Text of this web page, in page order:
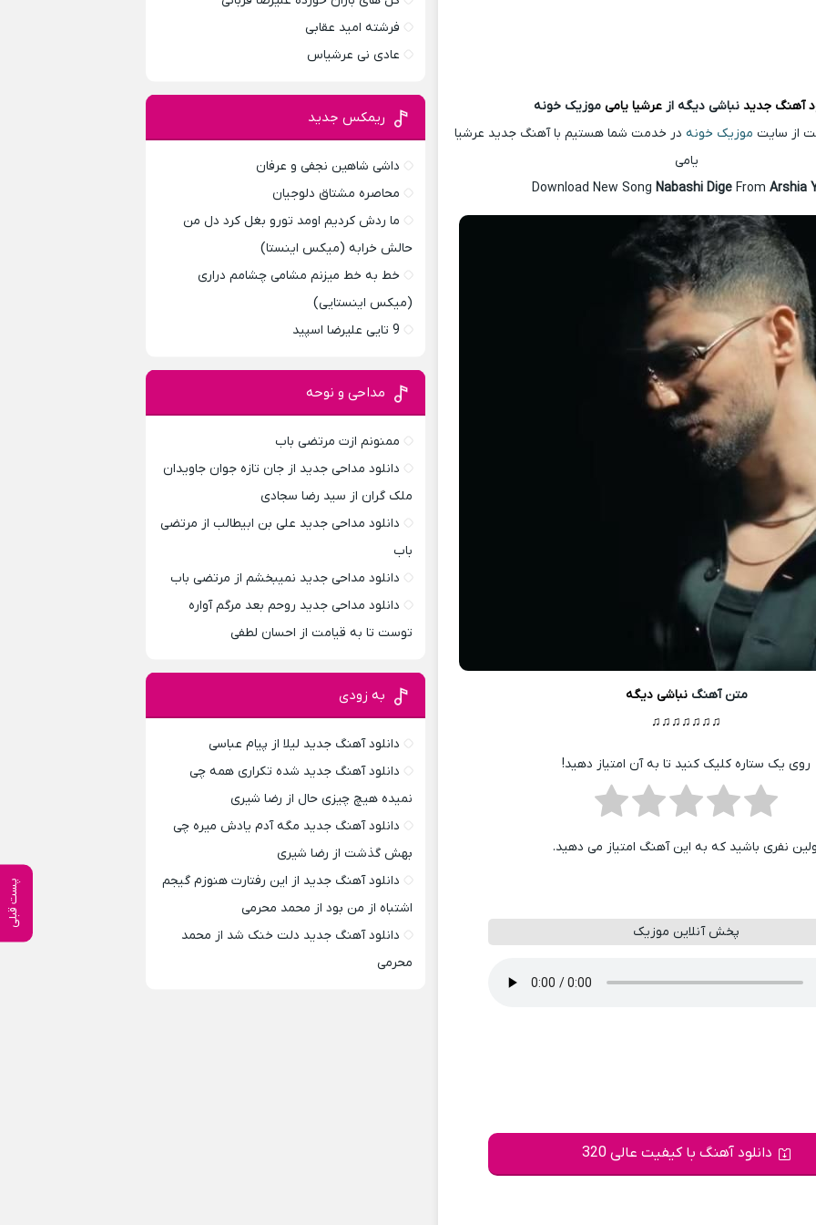
پست قبلی
آهنگ جدید نباشی دیگه ازعرشیا یامی موزیک خونه
از سایت موزیک خونهدر خدمت شما هستیم با آهنگ جدید عرشیا
یامی
Download New SongNabashi Dige FromArshia
متن آهنگ نباشی دیگه
♫♫♫♫♫♫♫
روی یک ستاره کلیک کنید تا به آن امتیاز دهید!
نفری باشید که به این آهنگ امتیاز می دهید.
پخش آنلاین موزیک
دانلود آهنگ با کیفیت عالی 320
فرشته امید عقابی
عادی نی عرشیاس
ریمکس جدید
داشی شاهین نجفی و عرفان
محاصره مشتاق دلوجیان
ما ردش کردیم اومد تورو بغل کرد دل من
حالش خرابه (میکس اینستا)
خط به خط میزنم مشامی چشامم دراری
(میکس اینستایی)
9 تایی علیرضا اسپید
مداحی و نوحه
ممنونم ازت مرتضی باب
دانلود مداحی جدید از جان تازه جوان جاویدان
ملک گران از سید رضا سجادی
دانلود مداحی جدید علی بن ابیطالب از مرتضی
باب
دانلود مداحی جدید نمیبخشم از مرتضی باب
دانلود مداحی جدید روحم بعد مرگم آواره
توست تا به قیامت از احسان لطفی
به زودی
دانلود آهنگ جدید لیلا از پیام عباسی
دانلود آهنگ جدید شده تکراری همه چی
نمیده هیچ چیزی حال از رضا شیری
دانلود آهنگ جدید مگه آدم یادش میره چی
بهش گذشت از رضا شیری
دانلود آهنگ جدید از این رفتارت هنوزم گیجم
اشتباه از من بود از محمد محرمی
دانلود آهنگ جدید دلت خنک شد از محمد
محرمی